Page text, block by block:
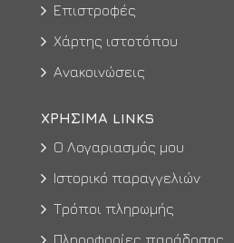
Επιστροφές
Χάρτης ιστοτόπου
Ανακοινώσεις
ΧΡΉΣΙΜΑ LINKS
Ο Λογαριασμός μου
Ιστορικό παραγγελιών
Τρόποι πληρωμής
Πληροφορίες παράδοσης